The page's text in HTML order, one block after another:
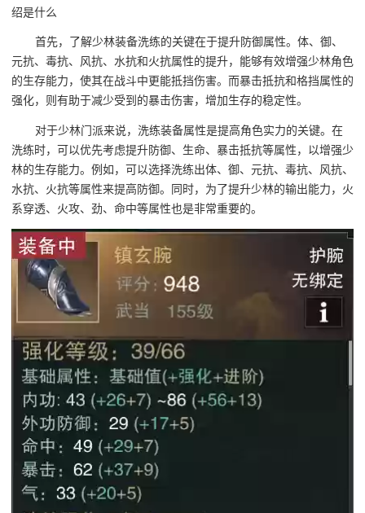
绍是什么
首先，了解少林装备洗练的关键在于提升防御属性。体、御、
元抗、毒抗、风抗、水抗和火抗属性的提升，能够有效增强少林角色
的生存能力，使其在战斗中更能抵挡伤害。而暴击抵抗和格挡属性的
强化，则有助于减少受到的暴击伤害，增加生存的稳定性。
对于少林门派来说，洗练装备属性是提高角色实力的关键。在
洗练时，可以优先考虑提升防御、生命、暴击抵抗等属性，以增强少
林的生存能力。例如，可以选择洗练出体、御、元抗、毒抗、风抗、
水抗、火抗等属性来提高防御。同时，为了提升少林的输出能力，火
系穿透、火攻、劲、命中等属性也是非常重要的。